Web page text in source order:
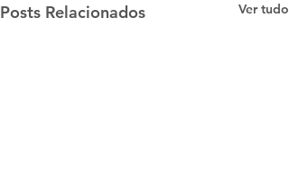
Posts Relacionados Ver tudo